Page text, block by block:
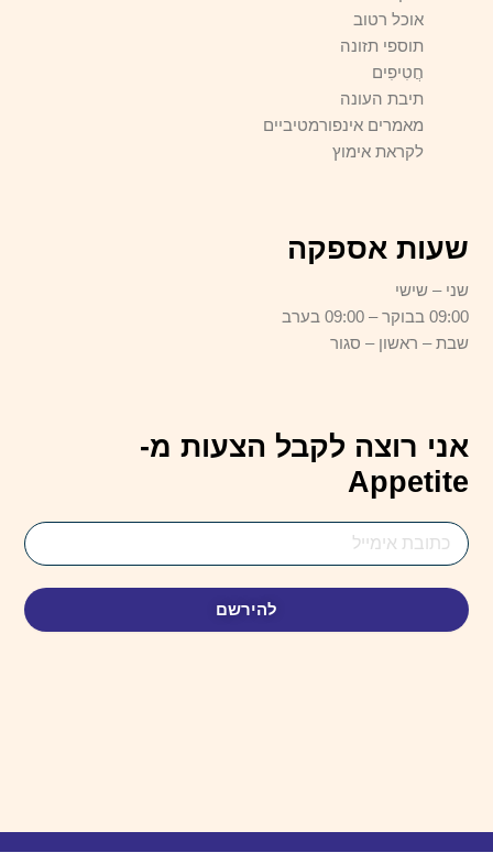
אוכל רטוב
תוספי תזונה
חֲטִיפִים
תיבת העונה
מאמרים אינפורמטיביים
לקראת אימוץ
שעות אספקה
שני – שישי
09:00 בבוקר – 09:00 בערב
שבת – ראשון – סגור
אני רוצה לקבל הצעות מ-
Appetite
Email
Address
להירשם